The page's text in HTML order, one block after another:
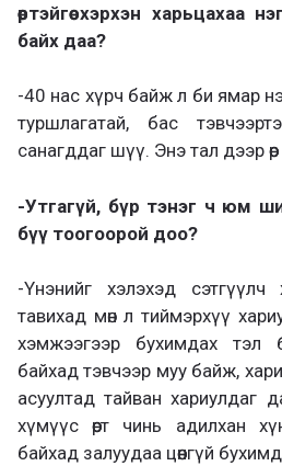
өөртэйгөө хэрхэн харьцахаа
байх даа?
-40 нас хүрч байж л би ямар
туршлагатай, бас
санагддаг шүү. Энэ тал дээр
-Утгагүй, бүр тэнэг ч юм
бүү тоогоорой доо?
-Үнэнийг хэлэхэд сэтгүүлч
тавихад мөн л тиймэрхүү
хэмжээгээр бухимдах
байхад тэвчээр муу байж,
асуултад тайван хариулдаг
хүмүүс өөрт чинь адилхан
байхад залуудаа цөөнгүй